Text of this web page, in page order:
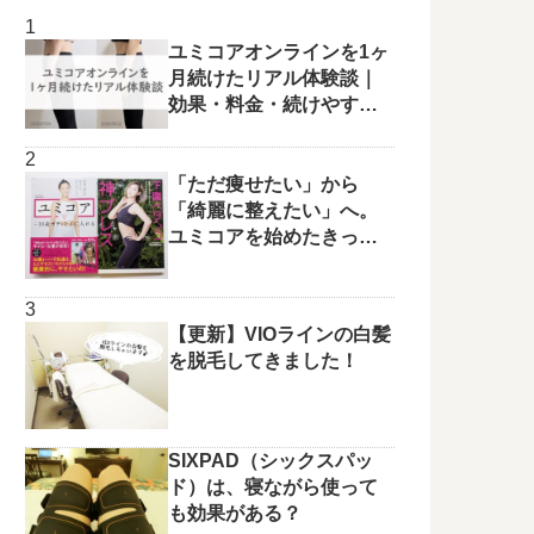
ユミコアオンラインを1ヶ
月続けたリアル体験談｜
効果・料金・続けやすさ
「ただ痩せたい」から
「綺麗に整えたい」へ。
ユミコアを始めたきっか
【更新】VIOラインの白髪
を脱毛してきました！
SIXPAD（シックスパッ
ド）は、寝ながら使って
も効果がある？